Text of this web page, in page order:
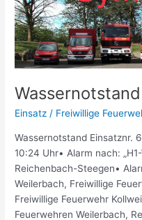
Wassernotstand
Einsatz / Freiwillige
Wassernotstand Einsatznr.
10:24 Uhr• Alarm nach:
Reichenbach-Steegen•
Weilerbach, Freiwillige
Freiwillige Feuerwehr
Feuerwehren Weilerbach,